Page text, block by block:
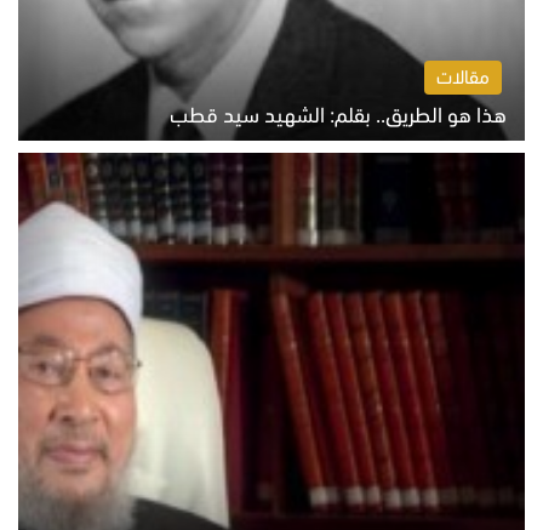
مقالات
هذا هو الطريق.. بقلم: الشهيد سيد قطب
الخميس 6 أغسطس 2026 10:52 ص